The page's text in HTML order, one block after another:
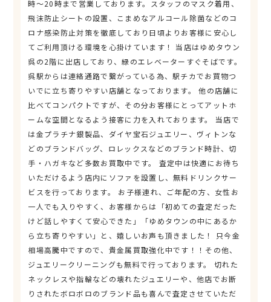
時～20時まで営業しております。スタッフのマスク着用、
飛沫防止シートの設置、こまめなアルコール除菌などのコ
ロナ感染防止対策を徹底しており日頃よりお客様に安心し
てご利用頂ける環境を心掛けています！ 当店はゆめタウン
呉の2階に出店しており、緑のエレベーターすぐそばです。
呉駅からは連絡通路で繋がっている為、駅チカでお買物つ
いでに立ち寄りやすい店舗となっております。 他の店舗に
比べてコンパクトですが、その分お客様にとってアットホ
ームな空間となるよう接客に力を入れております。 当店で
は金プラチナ銀製品、ダイヤ宝石ジュエリー、ヴィトンな
どのブランドバッグ、ロレックスなどのブランド時計、切
手・ハガキなど多数お買取中です。 査定中は快適にお待ち
いただけるよう店内にソファを設置し、無料ドリンクサー
ビスを行っております。 お子様連れ、ご年配の方、女性お
一人でも入りやすく、お客様からは「初めての査定だった
けど話しやすくて安心できた」「ゆめタウンの中にあるか
ら立ち寄りやすい」と、嬉しいお声も頂きました！ 只今金
相場高騰中ですので、貴金属買取強化中です！！その他、
ジュエリークリーニングも無料で行っております。 切れた
ネックレスや指輪などの壊れたジュエリーや、他店でお断
りされたボロボロのブランド品も喜んで査定させていただ